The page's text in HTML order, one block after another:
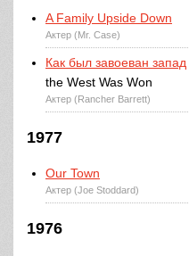
A Family Upside Down
Актер (Mr. Case)
Как был завоеван запад
the West Was Won
Актер (Rancher Barrett)
1977
Our Town
Актер (Joe Stoddard)
1976